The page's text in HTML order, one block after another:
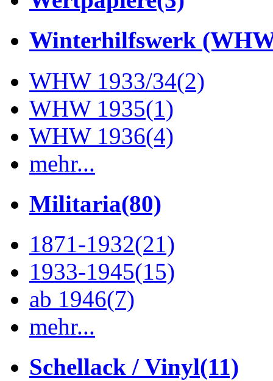
Winterhilfswerk
WHW 1933/34(2)
WHW 1935(1)
WHW 1936(4)
mehr...
Militaria(80)
1871-1932(21)
1933-1945(15)
ab 1946(7)
mehr...
Schellack / Vinyl(11)